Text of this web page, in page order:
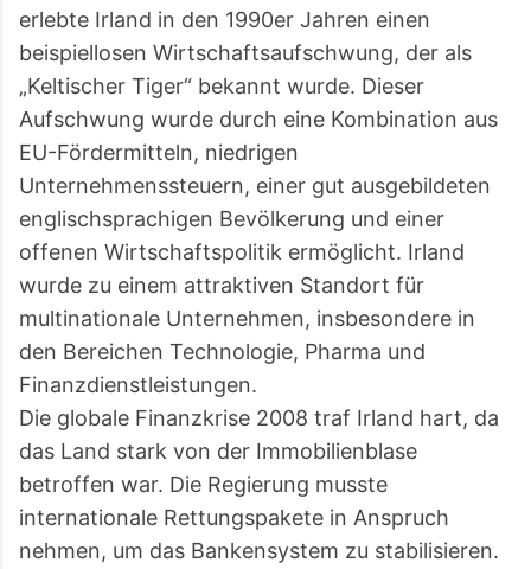
erlebte Irland in den 1990er Jahren einen
beispiellosen Wirtschaftsaufschwung, der als
„Keltischer Tiger“ bekannt wurde. Dieser
Aufschwung wurde durch eine Kombination aus
EU-Fördermitteln, niedrigen
Unternehmenssteuern, einer gut ausgebildeten
englischsprachigen Bevölkerung und einer
offenen Wirtschaftspolitik ermöglicht. Irland
wurde zu einem attraktiven Standort für
multinationale Unternehmen, insbesondere in
den Bereichen Technologie, Pharma und
Finanzdienstleistungen.
Die globale Finanzkrise 2008 traf Irland hart, da
das Land stark von der Immobilienblase
betroffen war. Die Regierung musste
internationale Rettungspakete in Anspruch
nehmen, um das Bankensystem zu stabilisieren.